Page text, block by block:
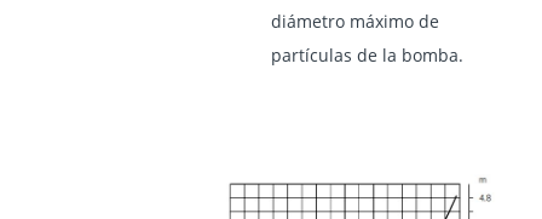
diámetro máximo de
partículas de la bomba.